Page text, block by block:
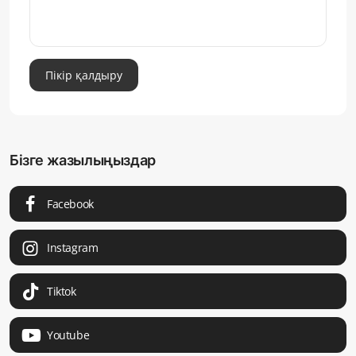
Пікір қалдыру
Бізге жазылыңыздар
Facebook
Instagram
Tiktok
Youtube